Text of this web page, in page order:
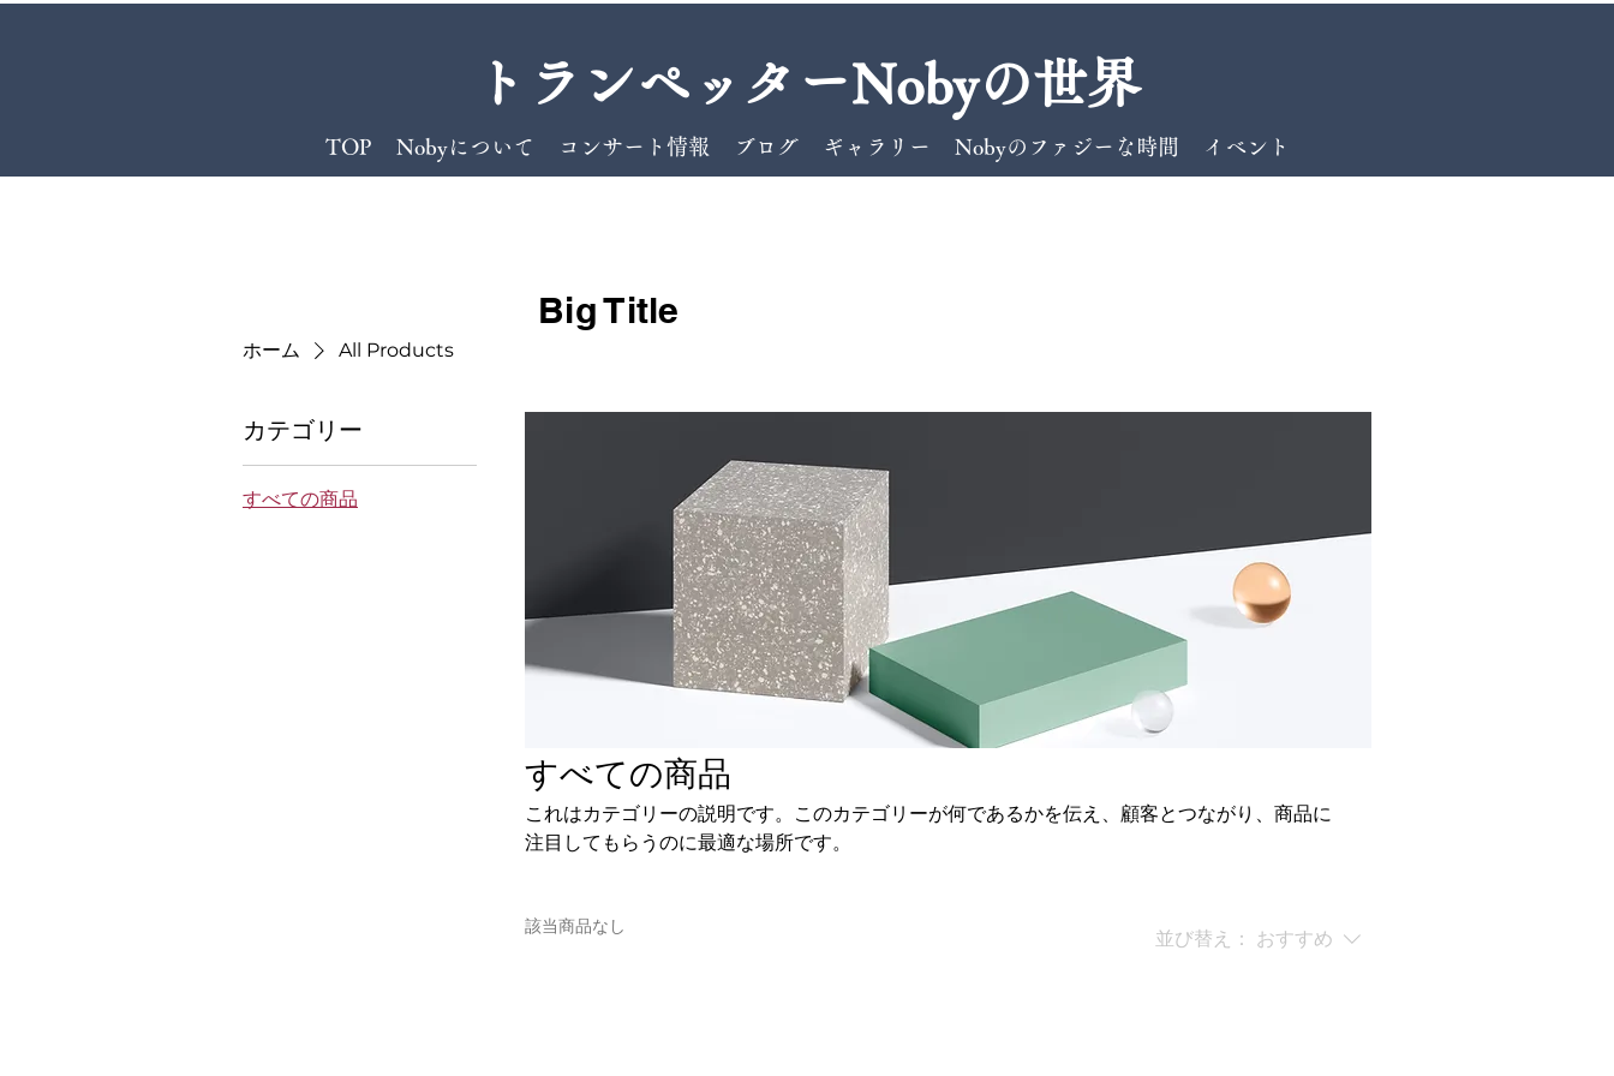
トランペッターNobyの世界
TOP Nobyについて コンサート情報 ブログ ギャラリー Nobyのファジーな時間 イベント
Big Title
ホーム All Products
カテゴリー
すべての商品
すべての商品
これはカテゴリーの説明です。このカテゴリーが何であるかを伝え、顧客とつながり、商品に
注目してもらうのに最適な場所です。
該当商品なし
並び替え： おすすめ